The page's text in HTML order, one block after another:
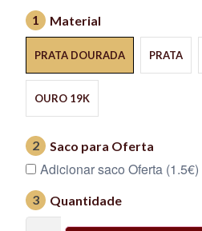
1 Material
PRATA DOURADA PRATA
OURO 19K
2 Saco para Oferta
Adicionar saco Oferta (1.5€)
3 Quantidade